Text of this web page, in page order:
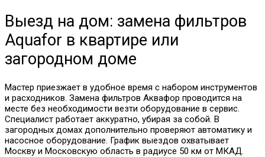
Выезд на дом: замена фильтров
Aquafor в квартире или
загородном доме
Мастер приезжает в удобное время с набором инструментов
и расходников. Замена фильтров Аквафор проводится на
месте без необходимости везти оборудование в сервис.
Специалист работает аккуратно, убирая за собой. В
загородных домах дополнительно проверяют автоматику и
насосное оборудование. График выездов охватывает
Москву и Московскую область в радиусе 50 км от МКАД.